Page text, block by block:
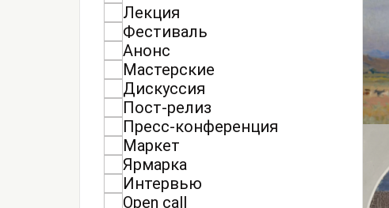
Лекция
Фестиваль
Анонс
Мастерские
Дискуссия
Пост-релиз
Пресс-конференция
Маркет
Ярмарка
Интервью
Open call